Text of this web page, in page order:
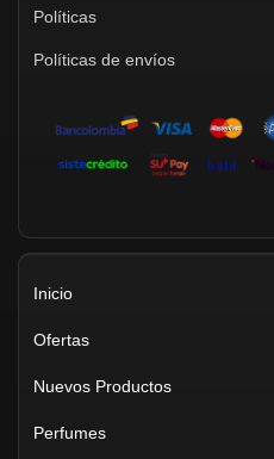
Políticas
Políticas de envíos
Inicio
Ofertas
Nuevos Productos
Perfumes